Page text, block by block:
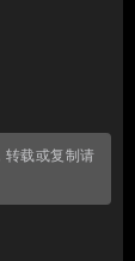
转载或复制请